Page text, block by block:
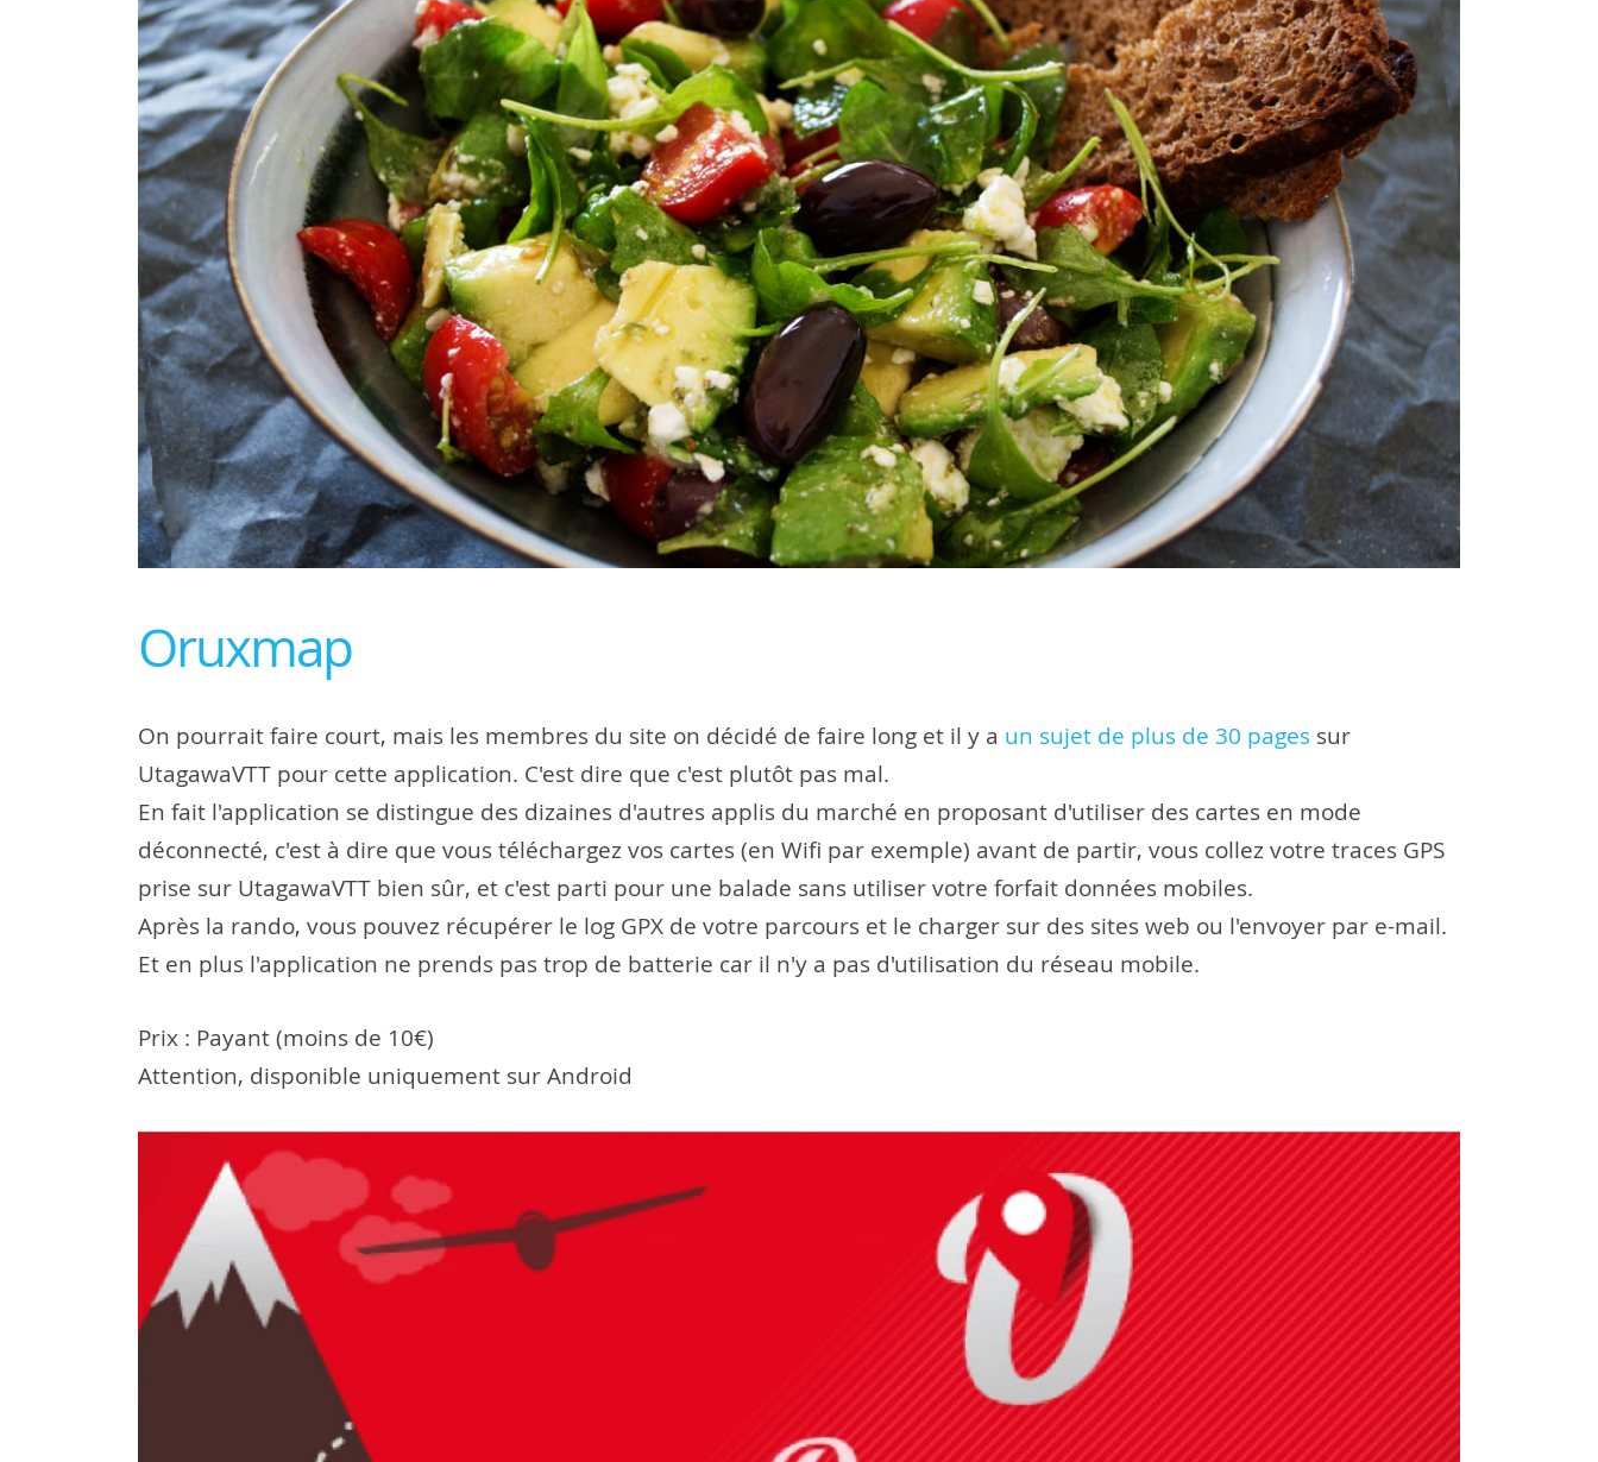
Oruxmap
On pourrait faire court, mais les membres du site on décidé de faire long et il y a un sujet de plus de 30 pagessur
UtagawaVTT pour cette application. C'est dire que c'est plutôt pas mal.
En fait l'application se distingue des dizaines d'autres applis du marché en proposant d'utiliser des cartes en mode
déconnecté, c'est à dire que vous téléchargez vos cartes (en Wifi par exemple) avant de partir, vous collez votre traces GPS
prise sur UtagawaVTT bien sûr, et c'est parti pour une balade sans utiliser votre forfait données mobiles.
Après la rando, vous pouvez récupérer le log GPX de votre parcours et le charger sur des sites web ou l'envoyer par e-mail.
Et en plus l'application ne prends pas trop de batterie car il n'y a pas d'utilisation du réseau mobile.
Prix : Payant (moins de 10€)
Attention, disponible uniquement sur Android